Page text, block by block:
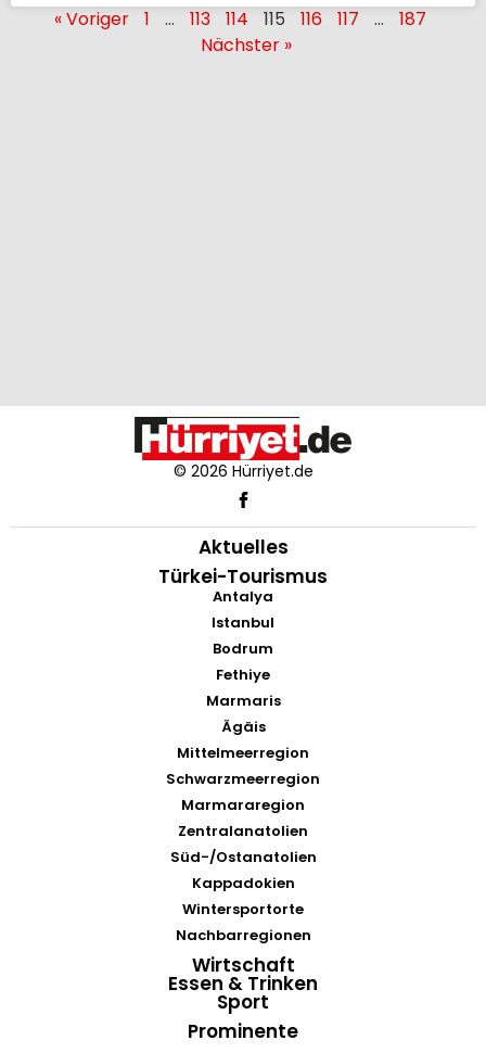
« Voriger 1 … 113 114 115 116 117 …
187
Nächster »
© 2026 Hürriyet.de
Aktuelles
Türkei-Tourismus
Antalya
Istanbul
Bodrum
Fethiye
Marmaris
Ägäis
Mittelmeerregion
Schwarzmeerregion
Marmararegion
Zentralanatolien
Süd-/Ostanatolien
Kappadokien
Wintersportorte
Nachbarregionen
Wirtschaft
Essen & Trinken
Sport
Prominente